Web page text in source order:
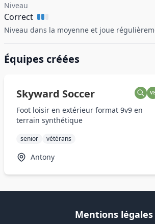
Niveau
Correct
Niveau dans la moyenne et joue
Équipes créées
Skyward Soccer
Foot loisir en extérieur format 9v9 en
terrain synthétique
senior vétérans
Antony
Mentions légales